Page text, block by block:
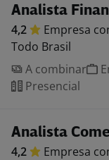
Analista
4,2 Empresa
Todo Brasil
A combinar
Presencial
Analista
4,2 Empresa